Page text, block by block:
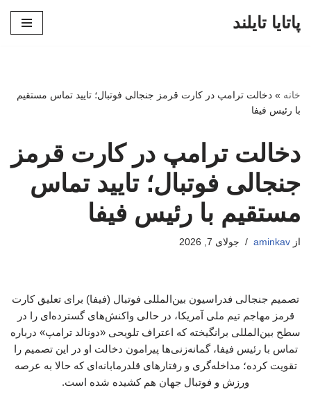
پاتایا تایلند
خانه » دخالت ترامپ در کارت قرمز جنجالی فوتبال؛ تایید تماس مستقیم
با رئیس فیفا
دخالت ترامپ در کارت قرمز
جنجالی فوتبال؛ تایید تماس
مستقیم با رئیس فیفا
از aminkav جولای 7, 2026
تصمیم جنجالی فدراسیون بین‌المللی فوتبال (فیفا) برای تعلیق کارت
قرمز مهاجم تیم ملی آمریکا، در حالی واکنش‌های گسترده‌ای را در
سطح بین‌المللی برانگیخته که اعتراف تلویحی «دونالد ترامپ» درباره
تماس با رئیس فیفا، گمانه‌زنی‌ها پیرامون دخالت او در این تصمیم را
تقویت کرده؛ مداخله‌گری‌ و رفتارهای قلدرمابانه‌ای که حالا به عرصه
ورزش و فوتبال جهان هم کشیده شده است.